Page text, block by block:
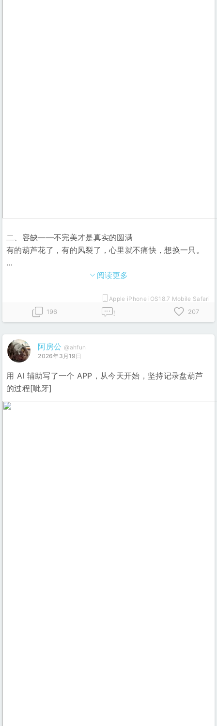
二、容缺——不完美才是真实的圆满
有的葫芦花了，有的风裂了，心里就不痛快，想换一只。
…
阅读更多
Apple iPhone iOS18.7 Mobile Safari
196
! 207
阿房公 @ahfun
2026年3月19日
用 AI 辅助写了一个 APP，从今天开始，坚持记录盘葫芦
的过程[呲牙]